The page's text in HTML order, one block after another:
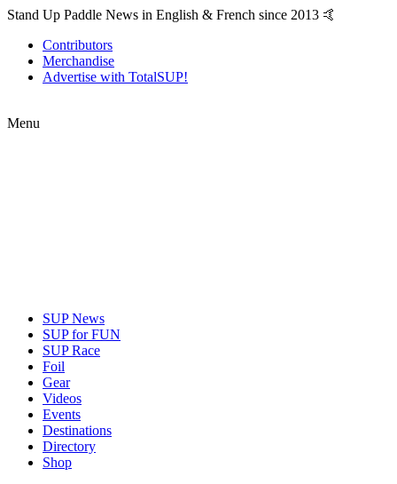
Stand Up Paddle News in English & French since 2013 🤙
Contributors
Merchandise
Advertise with TotalSUP!
Menu
SUP News
SUP for FUN
SUP Race
Foil
Gear
Videos
Events
Destinations
Directory
Shop